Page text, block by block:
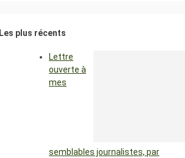
Les plus récents
Lettre
ouverte à
mes
semblables journalistes, par